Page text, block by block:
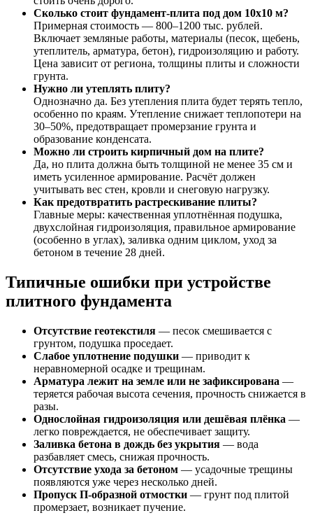
Сколько стоит фундамент-плита под дом 10х10 м?
Примерная стоимость — 800–1200 тыс. рублей.
Включает земляные работы, материалы (песок, щебень,
утеплитель, арматура, бетон), гидроизоляцию и работу.
Цена зависит от региона, толщины плиты и сложности
грунта.
Нужно ли утеплять плиту?
Однозначно да. Без утепления плита будет терять тепло,
особенно по краям. Утепление снижает теплопотери на
30–50%, предотвращает промерзание грунта и
образование конденсата.
Можно ли строить кирпичный дом на плите?
Да, но плита должна быть толщиной не менее 35 см и
иметь усиленное армирование. Расчёт должен
учитывать вес стен, кровли и снеговую нагрузку.
Как предотвратить растрескивание плиты?
Главные меры: качественная уплотнённая подушка,
двухслойная гидроизоляция, правильное армирование
(особенно в углах), заливка одним циклом, уход за
бетоном в течение 28 дней.
Типичные ошибки при устройстве
плитного фундамента
Отсутствие геотекстиля — песок смешивается с
грунтом, подушка проседает.
Слабое уплотнение подушки — приводит к
неравномерной осадке и трещинам.
Арматура лежит на земле или не зафиксирована —
теряется рабочая высота сечения, прочность снижается в
разы.
Однослойная гидроизоляция или дешёвая плёнка —
легко повреждается, не обеспечивает защиту.
Заливка бетона в дождь без укрытия — вода
разбавляет смесь, снижая прочность.
Отсутствие ухода за бетоном — усадочные трещины
появляются уже через несколько дней.
Пропуск П-образной отмостки — грунт под плитой
промерзает, возникает пучение.